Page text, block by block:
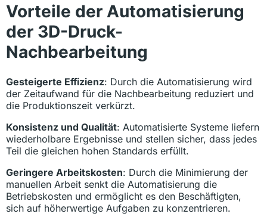
Vorteile der Automatisierung
der 3D-Druck-
Nachbearbeitung
Gesteigerte Effizienz: Durch die Automatisierung wird
der Zeitaufwand für die Nachbearbeitung reduziert und
die Produktionszeit verkürzt.
Konsistenz und Qualität: Automatisierte Systeme liefern
wiederholbare Ergebnisse und stellen sicher, dass jedes
Teil die gleichen hohen Standards erfüllt.
Geringere Arbeitskosten: Durch die Minimierung der
manuellen Arbeit senkt die Automatisierung die
Betriebskosten und ermöglicht es den Beschäftigten,
sich auf höherwertige Aufgaben zu konzentrieren.